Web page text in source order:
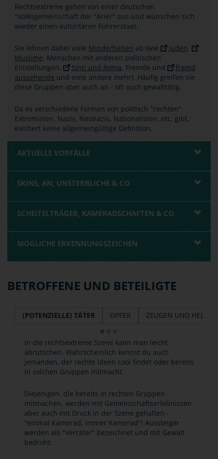
Rechtsextreme gehen von einer deutschen
"Volksgemeinschaft der "Arier" aus und wünschen sich
wieder einen autoritären Führerstaat.
Sie lehnen dabei viele Minderheiten ab (wie Juden,
Muslime, Menschen mit anderen politischen
Einstellungen,
Sinti und Roma, Fremde und
fremd
aussehende und viele andere mehr). Häufig greifen sie
diese Gruppen aber auch an - oft auch gewalttätig.
Da es verschiedene Formen von politisch "rechten"
Extremisten, Nazis, Neonazis, Nationalisten, etc. gibt,
existiert keine allgemeingültige Definition.
AKTUELLE VORFÄLLE
SKINS, AN, UNSTERBLICHE & CO
SCHEITELTRÄGER, KAMERADSCHAFTEN & CO
MÖGLICHE ERKENNUNGSZEICHEN
BETROFFENE UND BETEILIGTE
(POTENZIELLE) TÄTER OPFER ZEUGEN UND HELFER
In die rechtsextreme Szene kann man leicht
abrutschen. Wahrscheinlich kennst du auch
jemanden, der rechte Ideen cool findet oder bereits
in solchen Gruppen mitmacht.
Diejenigen, die bereits in rechten Gruppen
mitmachen, werden mit Gemeinschaftserlebnissen
aber auch mit Druck in der Szene gehalten -
"einmal Kamerad, immer Kamerad"! Aussteiger
werden als "Verräter" bezeichnet und mit Gewalt
bedroht.